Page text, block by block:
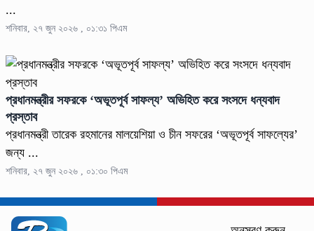
...
শনিবার, ২৭ জুন ২০২৬ , ০১:৩১ পিএম
প্রধানমন্ত্রীর সফরকে ‘অভূতপূর্ব সাফল্য’ অভিহিত করে সংসদে ধন্যবাদ
প্রস্তাব
প্রধানমন্ত্রী তারেক রহমানের মালয়েশিয়া ও চীন সফরের ‘অভূতপূর্ব সাফল্যের’
জন্য ...
শনিবার, ২৭ জুন ২০২৬ , ০১:৩০ পিএম